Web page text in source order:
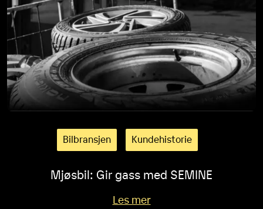
Bilbransjen Kundehistorie
Mjøsbil: Gir gass med SEMINE
Les mer